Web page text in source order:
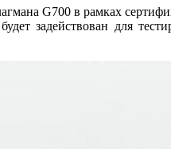
G700 в рамках
задействован для